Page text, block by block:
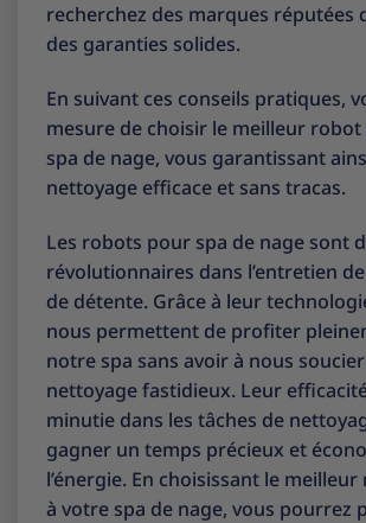
recherchez des marques réputées
des garanties solides.
En suivant ces conseils pratiques,
mesure de choisir le meilleur
spa de nage, vous garantissant
nettoyage efficace et sans tracas.
Les robots pour spa de nage sont
révolutionnaires dans l’entretien
de détente. Grâce à leur
nous permettent de profiter
notre spa sans avoir à nous
nettoyage fastidieux. Leur
minutie dans les tâches de
gagner un temps précieux et
l’énergie. En choisissant le
à votre spa de nage, vous pourrez